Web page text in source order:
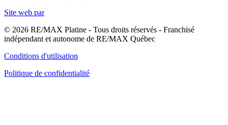
Site web par
© 2026 RE/MAX Platine - Tous droits réservés - Franchisé
indépendant et autonome de RE/MAX Québec
Conditions d'utilisation
Politique de confidentialité